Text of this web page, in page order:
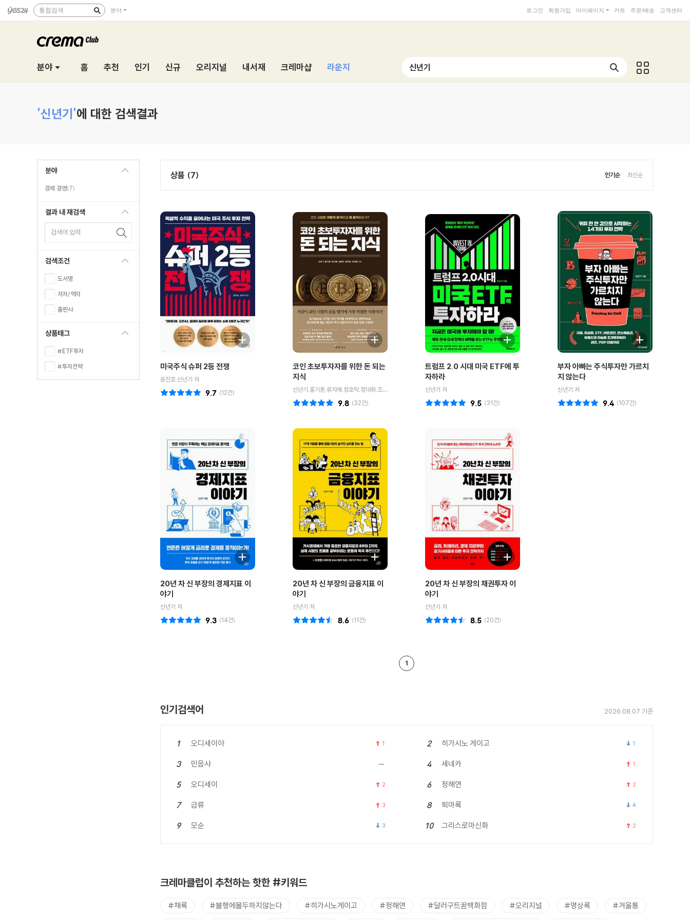
통합검색 분야 로그인 회원가입 마이페이지 카트 주문/배송 고객센터
분야 홈 추천 인기 신규 오리지널 내서재 크레마샵 라운지
'신년기'에 대한 검색결과
분야
경제 경영(7)
결과 내 재검색
검색어 입력
검색조건
도서명
저자/역자
출판사
상품태그
#ETF투자
#투자전략
상품 (7) 인기순 최신순
미국주식 슈퍼 2등 전쟁
윤진호,신년기 저
(12건)
9.7
코인 초보투자자를 위한 돈 되는
지식
신년기,홍기훈,류지예,정호탁,정대화,조진형 저
(32건)
9.8
트럼프 2.0 시대 미국 ETF에 투
자하라
신년기 저
(31건)
9.5
부자 아빠는 주식투자만 가르치
지 않는다
신년기 저
(107건)
9.4
20년 차 신 부장의 경제지표 이
야기
신년기 저
(14건)
9.3
20년 차 신 부장의 금융지표 이
야기
신년기 저
(11건)
8.6
20년 차 신 부장의 채권투자 이
야기
신년기 저
(20건)
8.5
1
인기검색어 2026.08.07 기준
1 오디세이아 1 2 히가시노 게이고 1
3 민음사 4 세네카 1
5 오디세이 2 6 정해연 2
7 급류 3 8 퇴마록 4
9 모순 3 10 그리스로마신화 2
크레마클럽이 추천하는 핫한 #키워드
#채록 #불행에몰두하지않는다 #히가시노게이고 #정해연 #달러구트꿈백화점 #오리지널 #명상록 #겨울통